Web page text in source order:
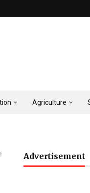
Agriculture
Advertisement